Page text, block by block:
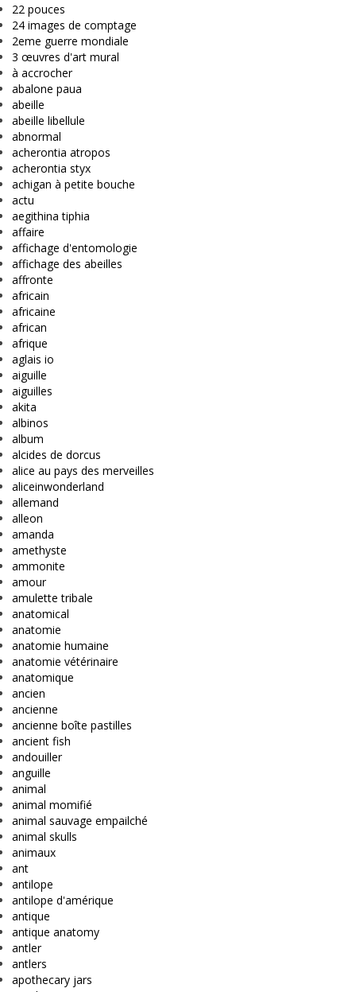
22 pouces
24 images de comptage
2eme guerre mondiale
3 œuvres d'art mural
à accrocher
abalone paua
abeille
abeille libellule
abnormal
acherontia atropos
acherontia styx
achigan à petite bouche
actu
aegithina tiphia
affaire
affichage d'entomologie
affichage des abeilles
affronte
africain
africaine
african
afrique
aglais io
aiguille
aiguilles
akita
albinos
album
alcides de dorcus
alice au pays des merveilles
aliceinwonderland
allemand
alleon
amanda
amethyste
ammonite
amour
amulette tribale
anatomical
anatomie
anatomie humaine
anatomie vétérinaire
anatomique
ancien
ancienne
ancienne boîte pastilles
ancient fish
andouiller
anguille
animal
animal momifié
animal sauvage empailché
animal skulls
animaux
ant
antilope
antilope d'amérique
antique
antique anatomy
antler
antlers
apothecary jars